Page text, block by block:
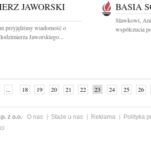
JAWORSKI
przyjęliśmy wiadomość o
Jaworskiego...
BASIA
Sławkowi,
współczucia
... 18 19 20 21 22 23 24 25
26
z o.o. O nas Staże u nas Reklama
Polityka